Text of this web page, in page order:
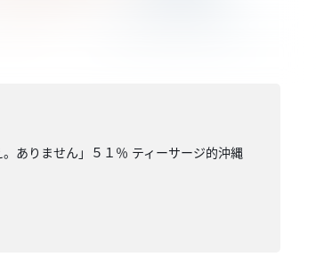
ありません」５１％ ティーサージ的沖縄